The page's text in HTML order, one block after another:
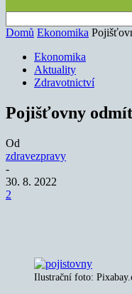
Domů Ekonomika
Ekonomika
Aktuality
Zdravotnictví
Pojišťovny
Od
zdravezpravy
-
30. 8. 2022
2
Ilustrační foto: